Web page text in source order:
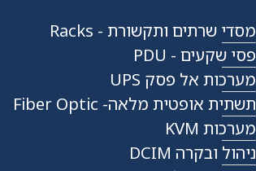
מסדי שרתים ותקשורת - Racks
פסי שקעים - PDU
מערכות אל פסק UPS
תשתית אופטית מלאה- Fiber Optic
מערכות KVM
ניהול ובקרה DCIM